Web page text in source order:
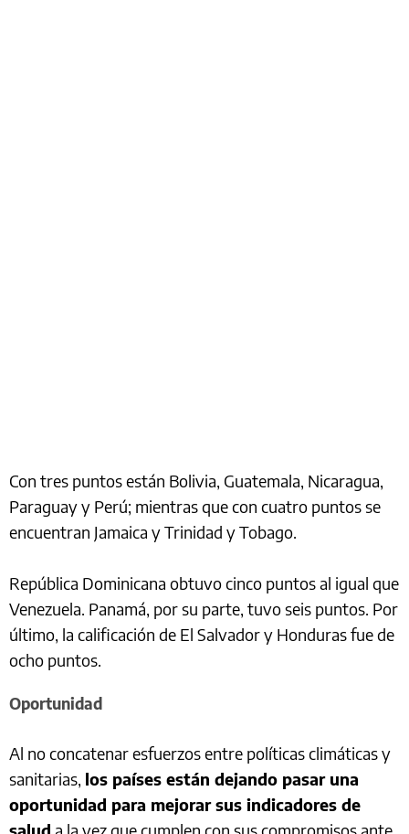
Con tres puntos están Bolivia, Guatemala, Nicaragua,
Paraguay y Perú; mientras que con cuatro puntos se
encuentran Jamaica y Trinidad y Tobago.
República Dominicana obtuvo cinco puntos al igual que
Venezuela. Panamá, por su parte, tuvo seis puntos. Por
último, la calificación de El Salvador y Honduras fue de
ocho puntos.
Oportunidad
Al no concatenar esfuerzos entre políticas climáticas y
sanitarias, los países están dejando pasar una
oportunidad para mejorar sus indicadores de